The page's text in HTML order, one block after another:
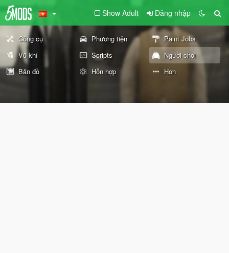
Show Adult Đăng nhập
Công cụ Phương tiện
Paint Jobs
Vũ khí
Scripts
Người chơi
Bản đồ
Hỗn hợp Hơn